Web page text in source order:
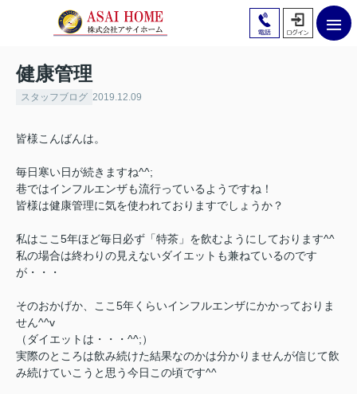
健康管理
スタッフブログ 2019.12.09
皆様こんばんは。
毎日寒い日が続きますね^^;
巷ではインフルエンザも流行っているようですね！
皆様は健康管理に気を使われておりますでしょうか？
私はここ5年ほど毎日必ず「特茶」を飲むようにしております^^
私の場合は終わりの見えないダイエットも兼ねているのです
が・・・
そのおかげか、ここ5年くらいインフルエンザにかかっておりま
せん^^v
（ダイエットは・・・^^;）
実際のところは飲み続けた結果なのかは分かりませんが信じて飲
み続けていこうと思う今日この頃です^^